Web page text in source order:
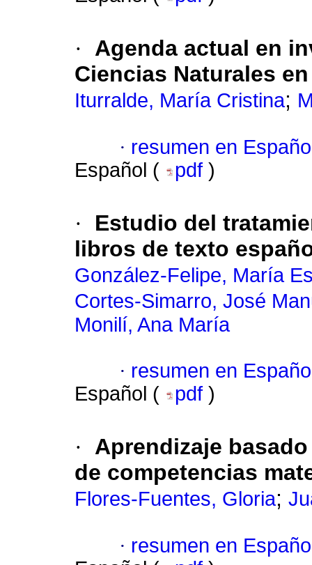
·
Agenda actual en
Ciencias Naturales
Iturralde, María Cristina;
· resumen en
Español (
pdf )
·
Estudio del
libros de texto
González-Felipe, María
Cortes-Simarro, José
Monilí, Ana María
· resumen en
Español (
pdf )
·
Aprendizaje
de competencias
Flores-Fuentes, Gloria;
· resumen en